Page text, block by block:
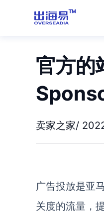
官方的
卖家之家/
广告投放是亚
关度的流量，